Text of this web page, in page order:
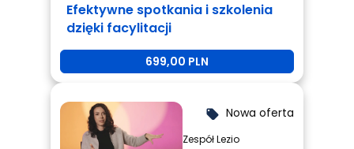
Efektywne spotkania i szkolenia
dzięki facylitacji
699,00 PLN
local_offer Nowa oferta
Zespół Lezio